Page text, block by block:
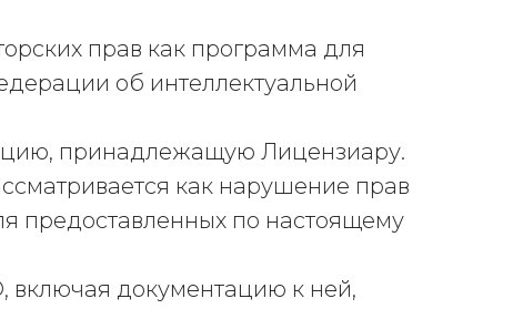
прав как программа для
об интеллектуальной
принадлежащую Лицензиару.
как нарушение прав
предоставленных по настоящему
включая документацию к ней,